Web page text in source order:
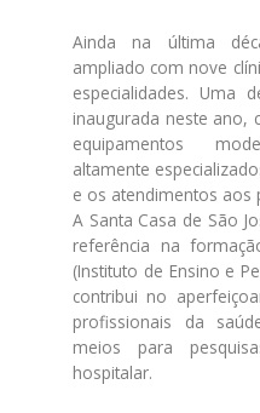
Ainda na última
ampliado com nove
especialidades. Uma
inaugurada neste ano,
equipamentos
altamente
e os atendimentos aos
A Santa Casa de São
referência na
(Instituto de Ensino e
contribui no
profissionais da
meios para
hospitalar.